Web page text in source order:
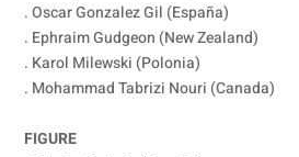
. Oscar Gonzalez Gil (España)
. Ephraim Gudgeon (New Zealand)
. Karol Milewski (Polonia)
. Mohammad Tabrizi Nouri (Canada)
FIGURE